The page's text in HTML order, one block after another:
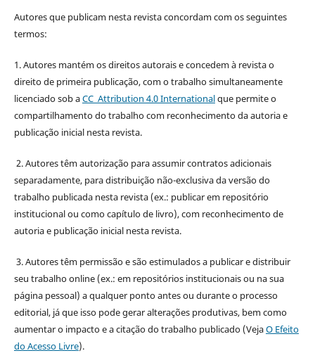
Autores que publicam nesta revista concordam com os seguintes
termos:
1. Autores mantém os direitos autorais e concedem à revista o
direito de primeira publicação, com o trabalho simultaneamente
licenciado sob aCC Attribution 4.0 Internationalque permite o
compartilhamento do trabalho com reconhecimento da autoria e
publicação inicial nesta revista.
2. Autores têm autorização para assumir contratos adicionais
separadamente, para distribuição não-exclusiva da versão do
trabalho publicada nesta revista (ex.: publicar em repositório
institucional ou como capítulo de livro), com reconhecimento de
autoria e publicação inicial nesta revista.
3. Autores têm permissão e são estimulados a publicar e distribuir
seu trabalho online (ex.: em repositórios institucionais ou na sua
página pessoal) a qualquer ponto antes ou durante o processo
editorial, já que isso pode gerar alterações produtivas, bem como
aumentar o impacto e a citação do trabalho publicado (VejaO Efeito
do Acesso Livre).